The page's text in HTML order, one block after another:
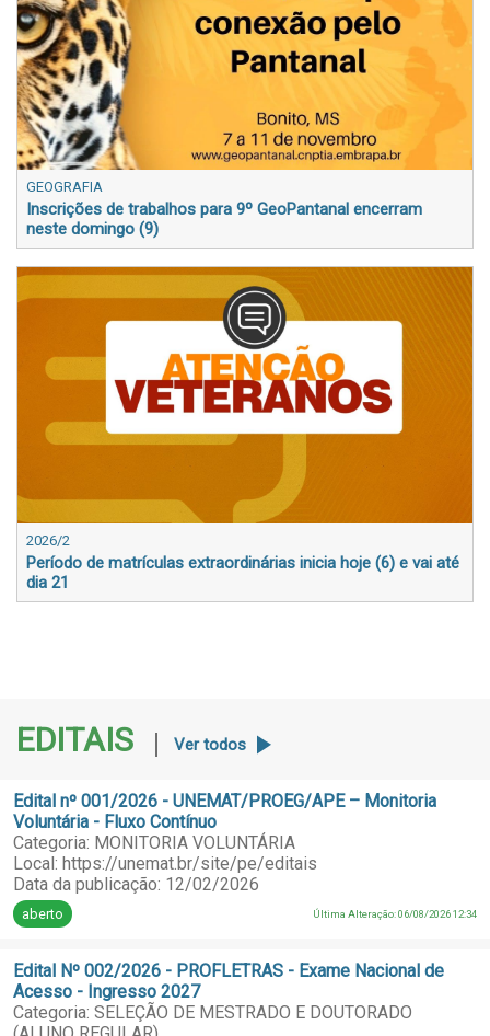
GEOGRAFIA
Inscrições de trabalhos para 9º GeoPantanal encerram
neste domingo (9)
2026/2
Período de matrículas extraordinárias inicia hoje (6) e vai até
dia 21
EDITAIS Ver todos
Edital nº 001/2026 - UNEMAT/PROEG/APE – Monitoria
Voluntária - Fluxo Contínuo
Categoria: MONITORIA VOLUNTÁRIA
Local: https://unemat.br/site/pe/editais
Data da publicação: 12/02/2026
aberto Última Alteração: 06/08/2026 12:34
Edital Nº 002/2026 - PROFLETRAS - Exame Nacional de
Acesso - Ingresso 2027
Categoria: SELEÇÃO DE MESTRADO E DOUTORADO